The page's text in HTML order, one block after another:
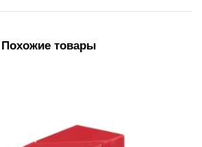
Похожие товары